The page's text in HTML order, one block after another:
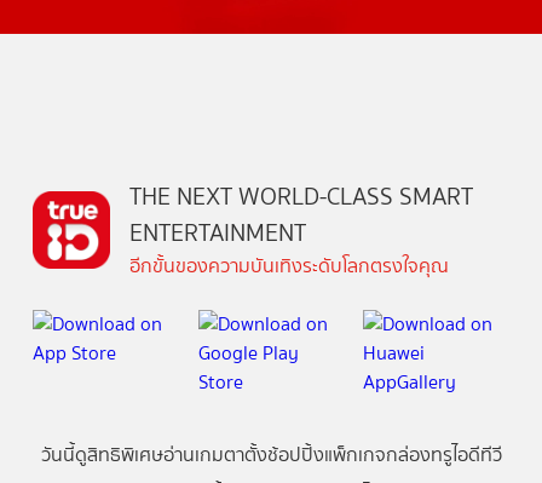
THE NEXT WORLD-CLASS SMART
ENTERTAINMENT
อีกขั้นของความบันเทิงระดับโลกตรงใจคุณ
วันนี้ดูสิทธิพิเศษอ่านเกมตาตั้งช้อปปิ้งแพ็กเกจกล่องทรูไอดีทีวี